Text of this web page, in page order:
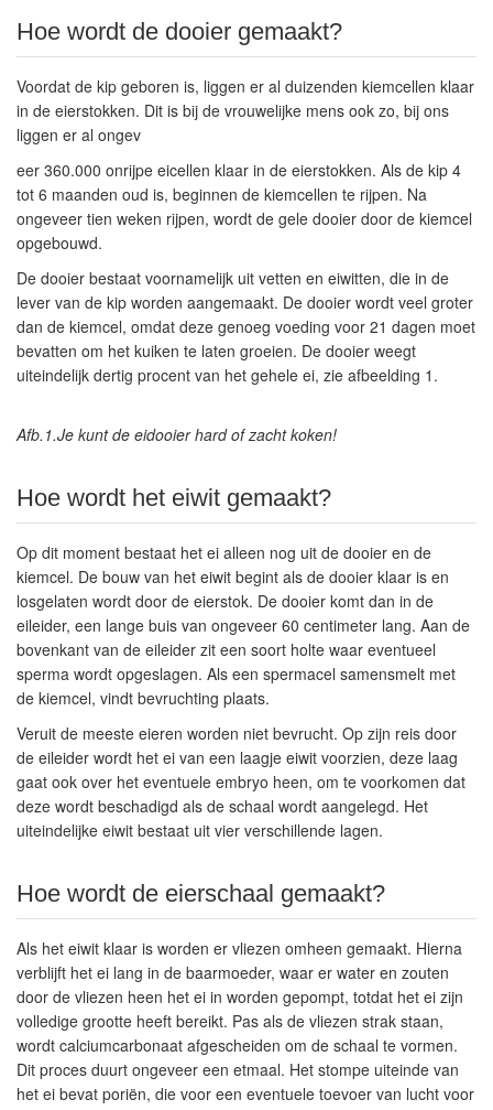
Hoe wordt de dooier gemaakt?
Voordat de kip geboren is, liggen er al duizenden kiemcellen klaar
in de eierstokken. Dit is bij de vrouwelijke mens ook zo, bij ons
liggen er al ongev
eer 360.000 onrijpe eicellen klaar in de eierstokken. Als de kip 4
tot 6 maanden oud is, beginnen de kiemcellen te rijpen. Na
ongeveer tien weken rijpen, wordt de gele dooier door de kiemcel
opgebouwd.
De dooier bestaat voornamelijk uit vetten en eiwitten, die in de
lever van de kip worden aangemaakt. De dooier wordt veel groter
dan de kiemcel, omdat deze genoeg voeding voor 21 dagen moet
bevatten om het kuiken te laten groeien. De dooier weegt
uiteindelijk dertig procent van het gehele ei, zie afbeelding 1.
Afb.1.Je kunt de eidooier hard of zacht koken!
Hoe wordt het eiwit gemaakt?
Op dit moment bestaat het ei alleen nog uit de dooier en de
kiemcel. De bouw van het eiwit begint als de dooier klaar is en
losgelaten wordt door de eierstok. De dooier komt dan in de
eileider, een lange buis van ongeveer 60 centimeter lang. Aan de
bovenkant van de eileider zit een soort holte waar eventueel
sperma wordt opgeslagen. Als een spermacel samensmelt met
de kiemcel, vindt bevruchting plaats.
Veruit de meeste eieren worden niet bevrucht. Op zijn reis door
de eileider wordt het ei van een laagje eiwit voorzien, deze laag
gaat ook over het eventuele embryo heen, om te voorkomen dat
deze wordt beschadigd als de schaal wordt aangelegd. Het
uiteindelijke eiwit bestaat uit vier verschillende lagen.
Hoe wordt de eierschaal gemaakt?
Als het eiwit klaar is worden er vliezen omheen gemaakt. Hierna
verblijft het ei lang in de baarmoeder, waar er water en zouten
door de vliezen heen het ei in worden gepompt, totdat het ei zijn
volledige grootte heeft bereikt. Pas als de vliezen strak staan,
wordt calciumcarbonaat afgescheiden om de schaal te vormen.
Dit proces duurt ongeveer een etmaal. Het stompe uiteinde van
het ei bevat poriën, die voor een eventuele toevoer van lucht voor